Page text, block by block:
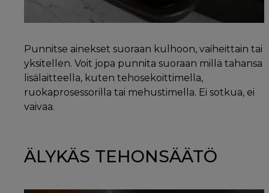
Punnitse ainekset suoraan kulhoon, vaiheittain tai
yksitellen. Voit jopa punnita suoraan millä tahansa
lisälaitteella, kuten tehosekoittimella,
ruokaprosessorilla tai mehustimella. Ei sotkua, ei
vaivaa.
ÄLYKÄS TEHONSÄÄTÖ